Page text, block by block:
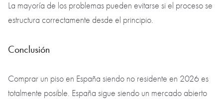
La mayoría de los problemas pueden evitarse si el proceso se
estructura correctamente desde el principio.
Conclusión
Comprar un piso en España siendo no residente en 2026 es
totalmente posible. España sigue siendo un mercado abierto